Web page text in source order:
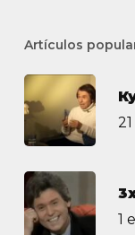
Artículos
1